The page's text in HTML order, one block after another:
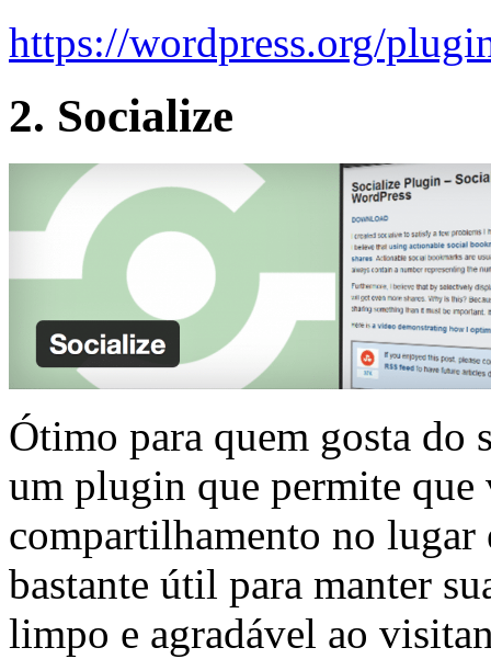
https://wordpress.org/
2. Socialize
Ótimo para quem gosta do
um plugin que permite que
compartilhamento no lugar
bastante útil para manter
limpo e agradável ao